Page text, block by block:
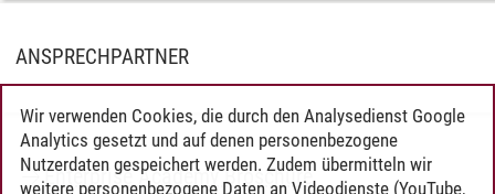
ANSPRECHPARTNER
Enterprise Academy Broschüre
Wir verwenden Cookies, die durch den Analysedienst Google
Analytics gesetzt und auf denen personenbezogene
Nutzerdaten gespeichert werden. Zudem übermitteln wir
weitere personenbezogene Daten an Videodienste (YouTube,